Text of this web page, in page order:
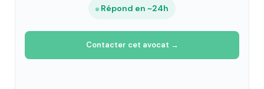
Répond en ~24h
Contacter cet avocat →